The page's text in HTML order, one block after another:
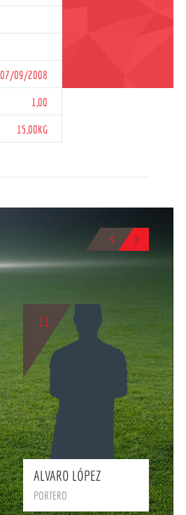
07/09/2008
1,00
15,00KG
BIO
11
ALVARO LÓPEZ
PORTERO